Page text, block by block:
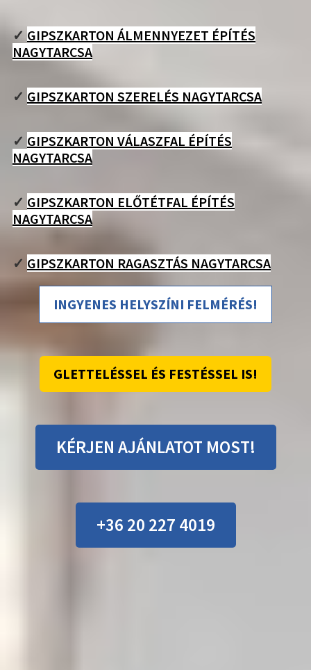
✓ GIPSZKARTON ÁLMENNYEZET ÉPÍTÉS
NAGYTARCSA
✓ GIPSZKARTON SZERELÉS NAGYTARCSA
✓ GIPSZKARTON VÁLASZFAL ÉPÍTÉS
NAGYTARCSA
✓ GIPSZKARTON ELŐTÉTFAL ÉPÍTÉS
NAGYTARCSA
✓ GIPSZKARTON RAGASZTÁS NAGYTARCSA
INGYENES HELYSZÍNI FELMÉRÉS!
GLETTELÉSSEL ÉS FESTÉSSEL IS!
KÉRJEN AJÁNLATOT MOST!
+36 20 227 4019